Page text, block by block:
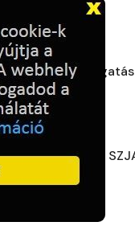
182
támogatás
153
felajánlani az